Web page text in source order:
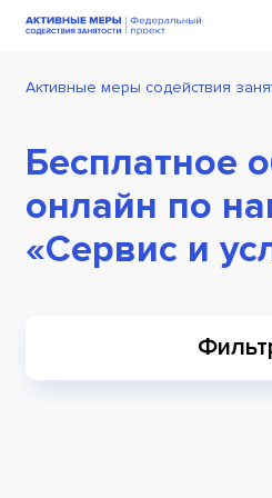
Активные меры содействия
Бесплатное
онлайн по
«Сервис и